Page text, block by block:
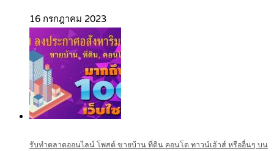
16 กรกฎาคม 2023
รับทำตลาดออนไลน์ โพสต์ ขายบ้าน ที่ดิน คอนโด ทาวน์เฮ้าส์ หรืออื่นๆ บน